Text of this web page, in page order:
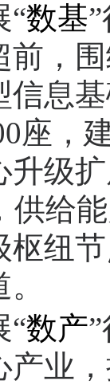
数基
前，
信息
座，
升级
供给
枢纽
数产
产业